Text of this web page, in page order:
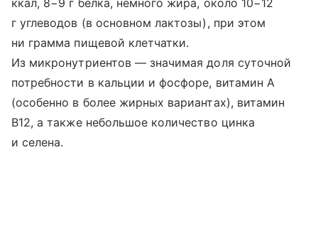
г углеводов (в основном лактозы), при этом
ни грамма пищевой клетчатки.
Из микронутриентов — значимая доля суточной
потребности в кальции и фосфоре, витамин A
(особенно в более жирных вариантах), витамин
B12, а также небольшое количество цинка
и селена.